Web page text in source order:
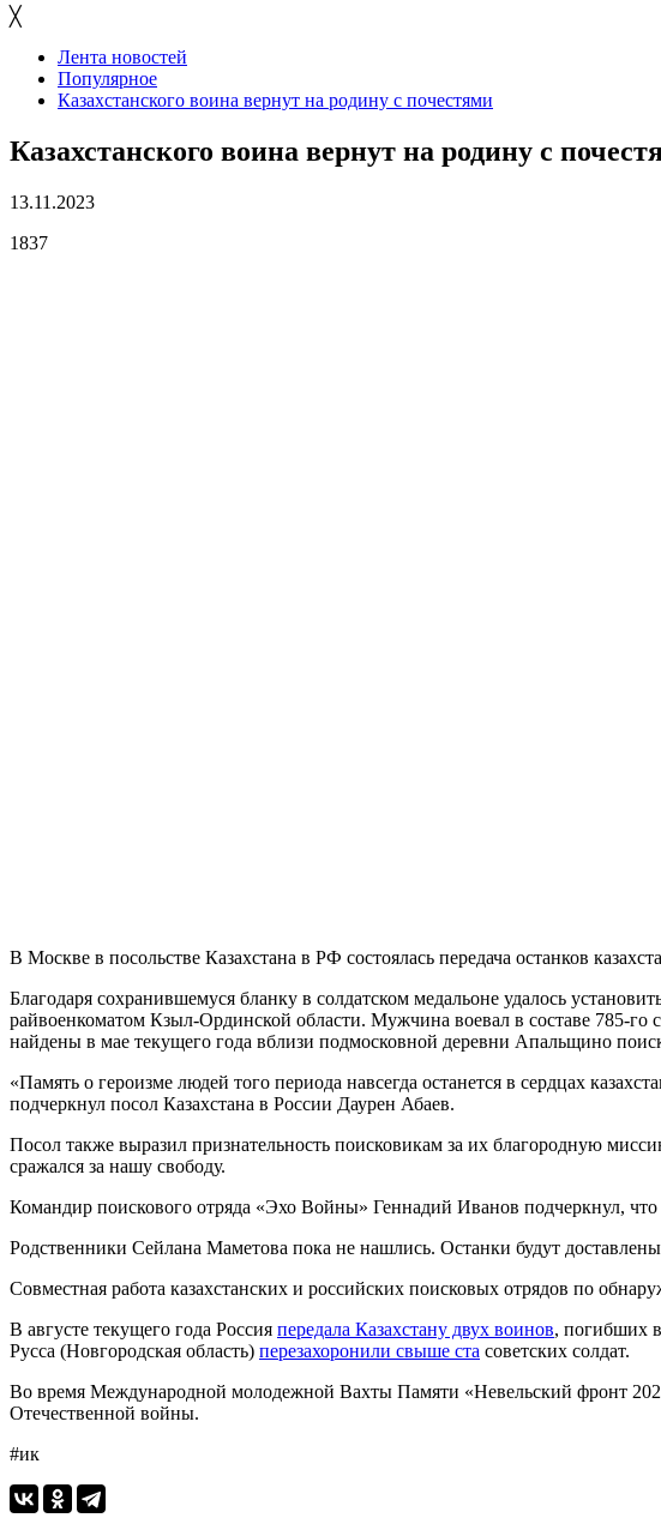
╳
Лента новостей
Популярное
Казахстанского воина вернут на родину с почестями
Казахстанского воина вернут на родину с
13.11.2023
1837
В Москве в посольстве Казахстана в РФ состоялась передача останков
Благодаря сохранившемуся бланку в солдатском медальоне удалось
райвоенкоматом Кзыл-Ординской области. Мужчина воевал в составе 785-
найдены в мае текущего года вблизи подмосковной деревни Апальщино
«Память о героизме людей того периода навсегда останется в сердцах
подчеркнул посол Казахстана в России Даурен Абаев.
Посол также выразил признательность поисковикам за их благородную
сражался за нашу свободу.
Командир поискового отряда «Эхо Войны» Геннадий Иванов подчеркнул,
Родственники Сейлана Маметова пока не нашлись. Останки будут
Совместная работа казахстанских и российских поисковых отрядов по
В августе текущего года Россия передала Казахстану двух воинов, погибших
Русса (Новгородская область) перезахоронили свыше ста советских солдат.
Во время Международной молодежной Вахты Памяти «Невельский фронт
Отечественной войны.
#ик